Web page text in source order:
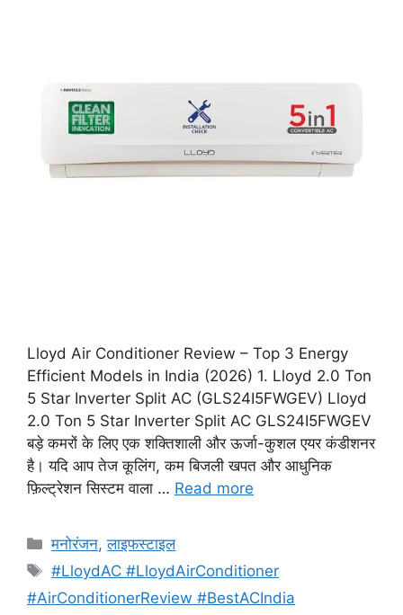
Lloyd Air Conditioner Review – Top 3 Energy
Efficient Models in India (2026) 1. Lloyd 2.0 Ton
5 Star Inverter Split AC (GLS24I5FWGEV) Lloyd
2.0 Ton 5 Star Inverter Split AC GLS24I5FWGEV
बड़े कमरों के लिए एक शक्तिशाली और ऊर्जा-कुशल एयर कंडीशनर
है। यदि आप तेज कूलिंग, कम बिजली खपत और आधुनिक
फ़िल्ट्रेशन सिस्टम वाला … Read more
Categories
मनोरंजन,लाइफस्टाइल
Tags
#LloydAC #LloydAirConditioner
#AirConditionerReview #BestACIndia